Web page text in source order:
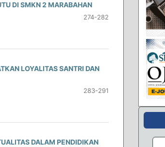
DI SMKN 2 MARABAHAN
274-282
LOYALITAS SANTRI DAN
283-291
DALAM PENDIDIKAN